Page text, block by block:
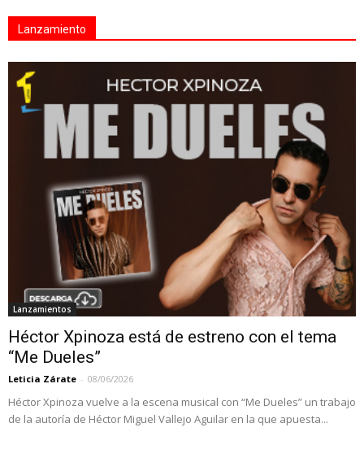
Lanzamiento
Lanzamientos
Héctor Xpinoza está de estreno con el tema
“Me Dueles”
Leticia Zárate - 08/06/2026
Héctor Xpinoza vuelve a la escena musical con “Me Dueles” un trabajo
de la autoría de Héctor Miguel Vallejo Aguilar en la que apuesta...